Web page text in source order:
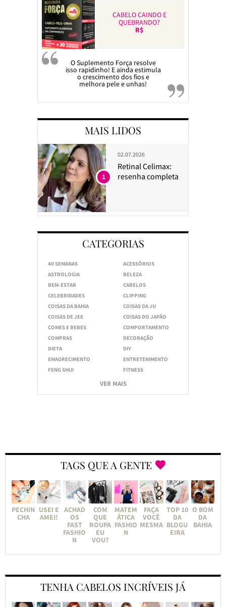
CABELO CAINDO E
QUEBRANDO?
R$
O Suplemento Força resolve
isso rapidinho! E ainda estimula
o crescimento dos fios e
melhora pele e unhas!
MAIS LIDOS
02.07.2026
Retinal Celimax:
resenha completa
1
CATEGORIAS
40 SEMANAS
ACESSÓRIOS
ASTROLOGIA
BELEZA
BEM-ESTAR
CABELOS
CELEBRIDADES
CLIPPING
COISAS DA BAHIA
COISAS DA JU
COISAS DE JEE
COISAS DO JAPÃO
COMES E BEBES
COMPORTAMENTO
COMPRAS
DECORAÇÃO
DIETA
DIY
EMAGRECIMENTO
ENTRETENIMENTO
FENG SHUI
FITNESS
VER MAIS
TAGS QUE A GENTE
PECHIN
CHA
USEI E
AMEI!
ACHAD
OS
FAST
FASHIO
N
COM
QUE
ROUPA
EU
VOU?
MATEM
ÁTICA
FASHIO
N
FAÇA
VOCÊ
MESMA
TOP 10
DA
BLOGU
EIRA
O BOM
DA
BAHIA
TENHA CABELOS INCRÍVEIS JÁ